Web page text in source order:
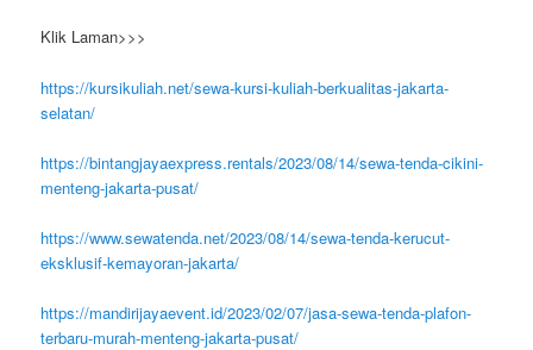
Klik Laman>>>
https://kursikuliah.net/sewa-kursi-kuliah-berkualitas-jakarta-
selatan/
https://bintangjayaexpress.rentals/2023/08/14/sewa-tenda-cikini-
menteng-jakarta-pusat/
https://www.sewatenda.net/2023/08/14/sewa-tenda-kerucut-
eksklusif-kemayoran-jakarta/
https://mandirijayaevent.id/2023/02/07/jasa-sewa-tenda-plafon-
terbaru-murah-menteng-jakarta-pusat/